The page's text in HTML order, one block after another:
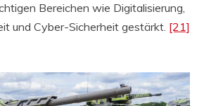
Bereichen wie Digitalisierung,
und Cyber-Sicherheit gestärkt. [21]